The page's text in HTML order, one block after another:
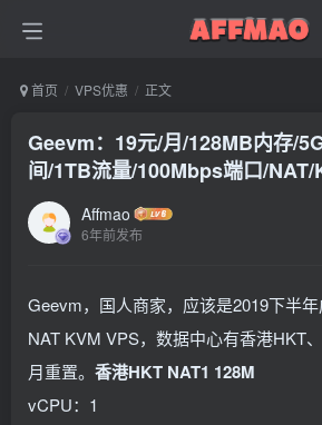
首页 VPS优惠 正文
Geevm：19元/月/128MB内存/
间/1TB流量/100Mbps端口/
Affmao
6年前发布
Geevm，国人商家，应该是2019下半
NAT KVM VPS，数据中心有香港HKT
月重置。 香港HKT NAT1 128M
vCPU：1